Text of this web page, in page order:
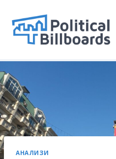
content
АНАЛИЗИ